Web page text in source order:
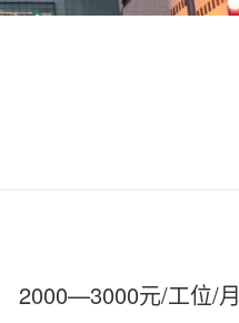
2000—3000元/工位/月